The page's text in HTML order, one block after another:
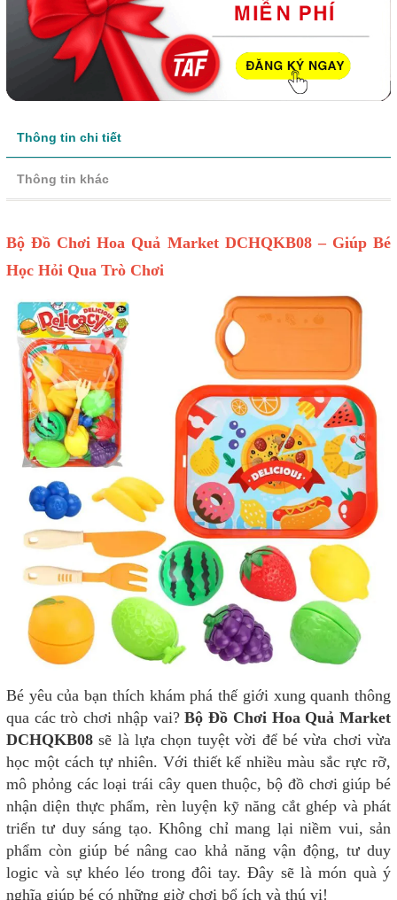
Thông tin chi tiết
Thông tin khác
Bộ Đồ Chơi Hoa Quả Market DCHQKB08 – Giúp Bé
Học Hỏi Qua Trò Chơi
Bé yêu của bạn thích khám phá thế giới xung quanh thông
qua các trò chơi nhập vai?Bộ Đồ Chơi Hoa Quả Market
DCHQKB08 sẽ là lựa chọn tuyệt vời để bé vừa chơi vừa
học một cách tự nhiên. Với thiết kế nhiều màu sắc rực rỡ,
mô phỏng các loại trái cây quen thuộc, bộ đồ chơi giúp bé
nhận diện thực phẩm, rèn luyện kỹ năng cắt ghép và phát
triển tư duy sáng tạo. Không chỉ mang lại niềm vui, sản
phẩm còn giúp bé nâng cao khả năng vận động, tư duy
logic và sự khéo léo trong đôi tay. Đây sẽ là món quà ý
nghĩa giúp bé có những giờ chơi bổ ích và thú vị!